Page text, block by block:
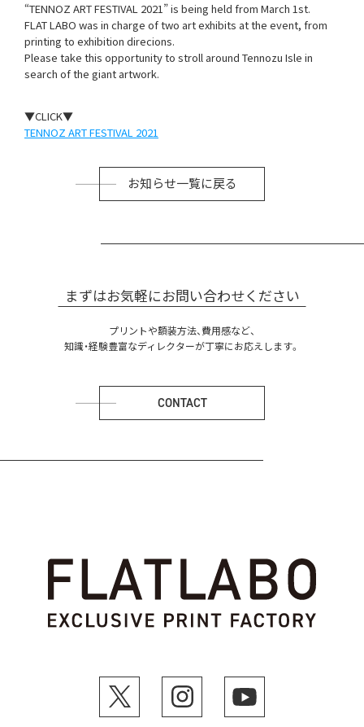
“TENNOZ ART FESTIVAL 2021” is being held from March 1st.
FLAT LABO was in charge of two art exhibits at the event, from
printing to exhibition direcions.
Please take this opportunity to stroll around Tennozu Isle in
search of the giant artwork.
▼CLICK▼
TENNOZ ART FESTIVAL 2021
お知らせ一覧に戻る
まずはお気軽にお問い合わせください
プリントや額装方法、費用感など、
知識・経験豊富なディレクターが丁寧にお応えします。
CONTACT